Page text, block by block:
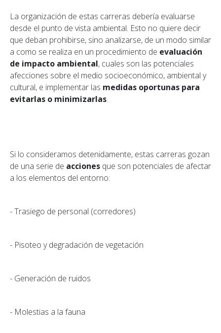
La organización de estas carreras debería evaluarse
desde el punto de vista ambiental. Esto no quiere decir
que deban prohibirse, sino analizarse, de un modo similar
a como se realiza en un procedimiento de evaluación
de impacto ambiental, cuales son las potenciales
afecciones sobre el medio socioeconómico, ambiental y
cultural, e implementar las medidas oportunas para
evitarlas o minimizarlas.
Si lo consideramos detenidamente, estas carreras gozan
de una serie de acciones que son potenciales de afectar
a los elementos del entorno:
- Trasiego de personal (corredores)
- Pisoteo y degradación de vegetación
- Generación de ruidos
- Molestias a la fauna